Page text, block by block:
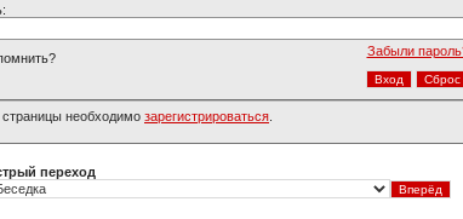
Забыли
необходимо зарегистрироваться
переход